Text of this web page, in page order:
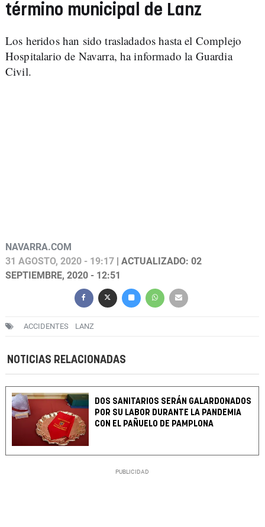
término municipal de Lanz
Los heridos han sido trasladados hasta el Complejo
Hospitalario de Navarra, ha informado la Guardia
Civil.
NAVARRA.COM
31 AGOSTO, 2020 - 19:17 | ACTUALIZADO: 02
SEPTIEMBRE, 2020 - 12:51
ACCIDENTES LANZ
NOTICIAS RELACIONADAS
DOS SANITARIOS SERÁN GALARDONADOS
POR SU LABOR DURANTE LA PANDEMIA
CON EL PAÑUELO DE PAMPLONA